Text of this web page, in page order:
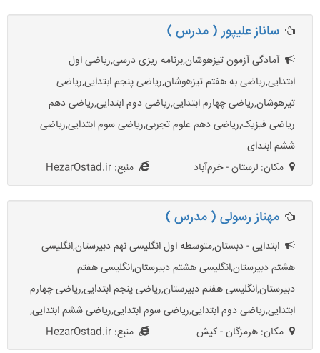
ساناز علیپور ( مدرس )
آمادگی آزمون تیزهوشان,برنامه ریزی درسی,ریاضی اول
ابتدایی,ریاضی به هفتم تیزهوشان,ریاضی پنجم ابتدایی,ریاضی
تیزهوشان,ریاضی چهارم ابتدایی,ریاضی دوم ابتدایی,ریاضی دهم
ریاضی فیزیک,ریاضی دهم علوم تجربی,ریاضی سوم ابتدایی,ریاضی
ششم ابتدای
مکان: لرستان - خرم‌آباد
منبع: HezarOstad.ir
مهناز رسولی ( مدرس )
ابتدایی - دبستان,متوسطه اول انگلیسی نهم دبیرستان,انگلیسی
هشتم دبیرستان,انگلیسی هشتم دبیرستان,انگلیسی هفتم
دبیرستان,انگلیسی هفتم دبیرستان,ریاضی پنجم ابتدایی,ریاضی چهارم
ابتدایی,ریاضی دوم ابتدایی,ریاضی سوم ابتدایی,ریاضی ششم ابتدایی,
مکان: هرمزگان - کیش
منبع: HezarOstad.ir